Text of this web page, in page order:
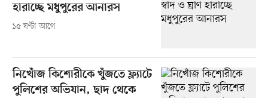
হারাচ্ছে মধুপুরের আনারস
১৫ ঘণ্টা আগে
নিখোঁজ কিশোরীকে খুঁজতে ফ্ল্যাটে
পুলিশের অভিযান, ছাদ থেকে